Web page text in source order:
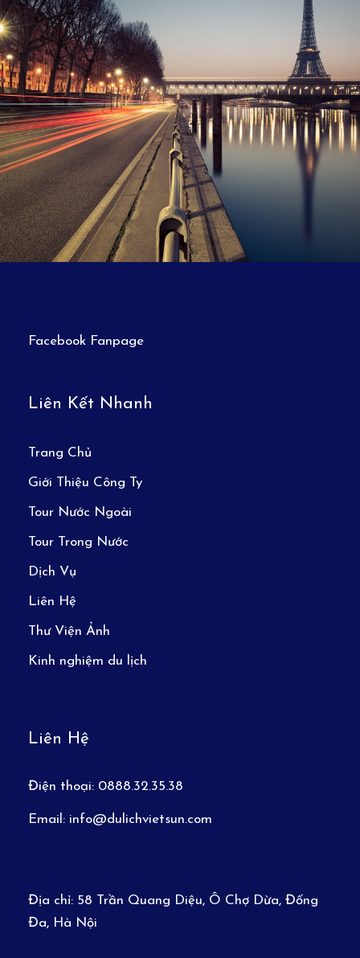
Great Paris
Paris / Photography
Facebook Fanpage
Liên Kết Nhanh
Trang Chủ
Giới Thiệu Công Ty
Tour Nước Ngoài
Tour Trong Nước
Dịch Vụ
Liên Hệ
Thư Viện Ảnh
Kinh nghiệm du lịch
Liên Hệ
Điện thoại: 0888.32.35.38
Email: info@dulichvietsun.com
Địa chỉ: 58 Trần Quang Diệu, Ô Chợ Dừa, Đống
Đa, Hà Nội